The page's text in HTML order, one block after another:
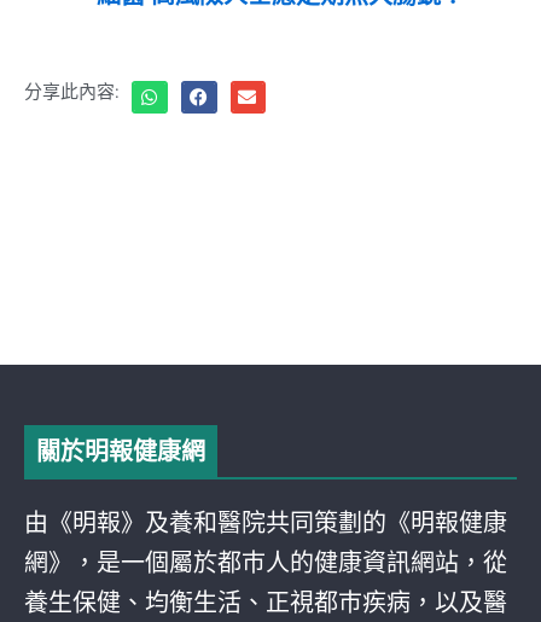
分享此內容:
關於明報健康網
由《明報》及養和醫院共同策劃的《明報健康
網》，是一個屬於都巿人的健康資訊網站，從
養生保健、均衡生活、正視都巿疾病，以及醫